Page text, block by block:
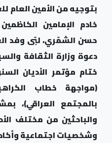
بتوجيه من الأمين العام
خادم الإمامين
حسن الشمّري، لبّى وفد
دعوة وزارة الثقافة
ختام مؤتمر الأديان
(مواجهة خطاب
بالمجتمع العراقي)،
والباحثين من مختلف
وشخصيات اجتماعية